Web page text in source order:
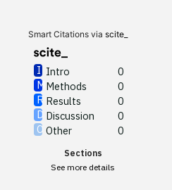
Smart Citations via scite_
Intro
0
Methods
0
Results
0
Discussion
0
Other
0
Sections
See more details